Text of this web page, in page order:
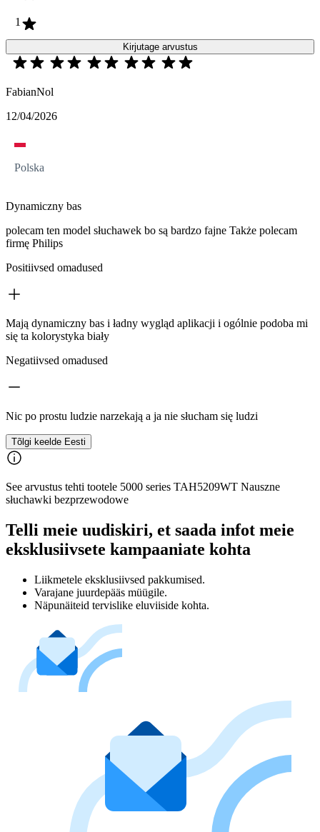
1
Kirjutage arvustus
FabianNol
12/04/2026
Polska
Dynamiczny bas
polecam ten model słuchawek bo są bardzo fajne Także polecam
firmę Philips
Positiivsed omadused
Mają dynamiczny bas i ładny wygląd aplikacji i ogólnie podoba mi
się ta kolorystyka biały
Negatiivsed omadused
Nic po prostu ludzie narzekają a ja nie słucham się ludzi
Tõlgi keelde Eesti
See arvustus tehti tootele 5000 series TAH5209WT Nauszne
słuchawki bezprzewodowe
Telli meie uudiskiri, et saada infot meie
eksklusiivsete kampaaniate kohta
Liikmetele eksklusiivsed pakkumised.
Varajane juurdepääs müügile.
Näpunäiteid tervislike eluviiside kohta.